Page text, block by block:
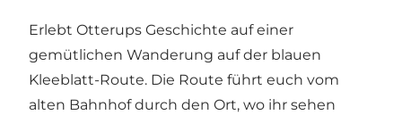
Erlebt Otterups Geschichte auf einer
gemütlichen Wanderung auf der blauen
Kleeblatt-Route. Die Route führt euch vom
alten Bahnhof durch den Ort, wo ihr sehen